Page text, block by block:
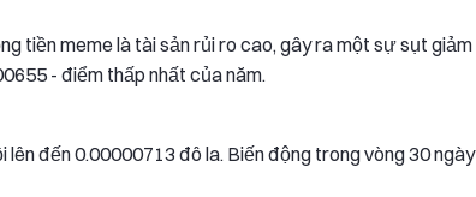
tiền meme là tài sản rủi ro cao, gây ra một sự sụt giảm
- điểm thấp nhất của năm.
đến 0.00000713 đô la. Biến động trong vòng 30 ngày